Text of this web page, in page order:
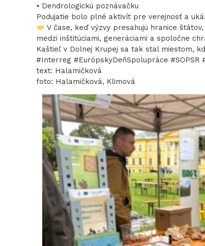
• Dendrologickú poznávačku
Podujatie bolo plné aktivít pre verejnosť a
V čase, keď výzvy presahujú hranice
medzi inštitúciami, generáciami a spoločne
Kaštieľ v Dolnej Krupej sa tak stal miestom,
#Interreg #EurópskyDeňSpolupráce
text: Halamičková
foto: Halamičková, Klimová